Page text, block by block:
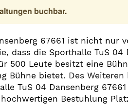
buchbar.
67661 ist nicht nur
dass die Sporthalle TuS
500 Leute besitzt eine
Bühne bietet. Des
TuS 04 Dansenberg
Bestuhlung